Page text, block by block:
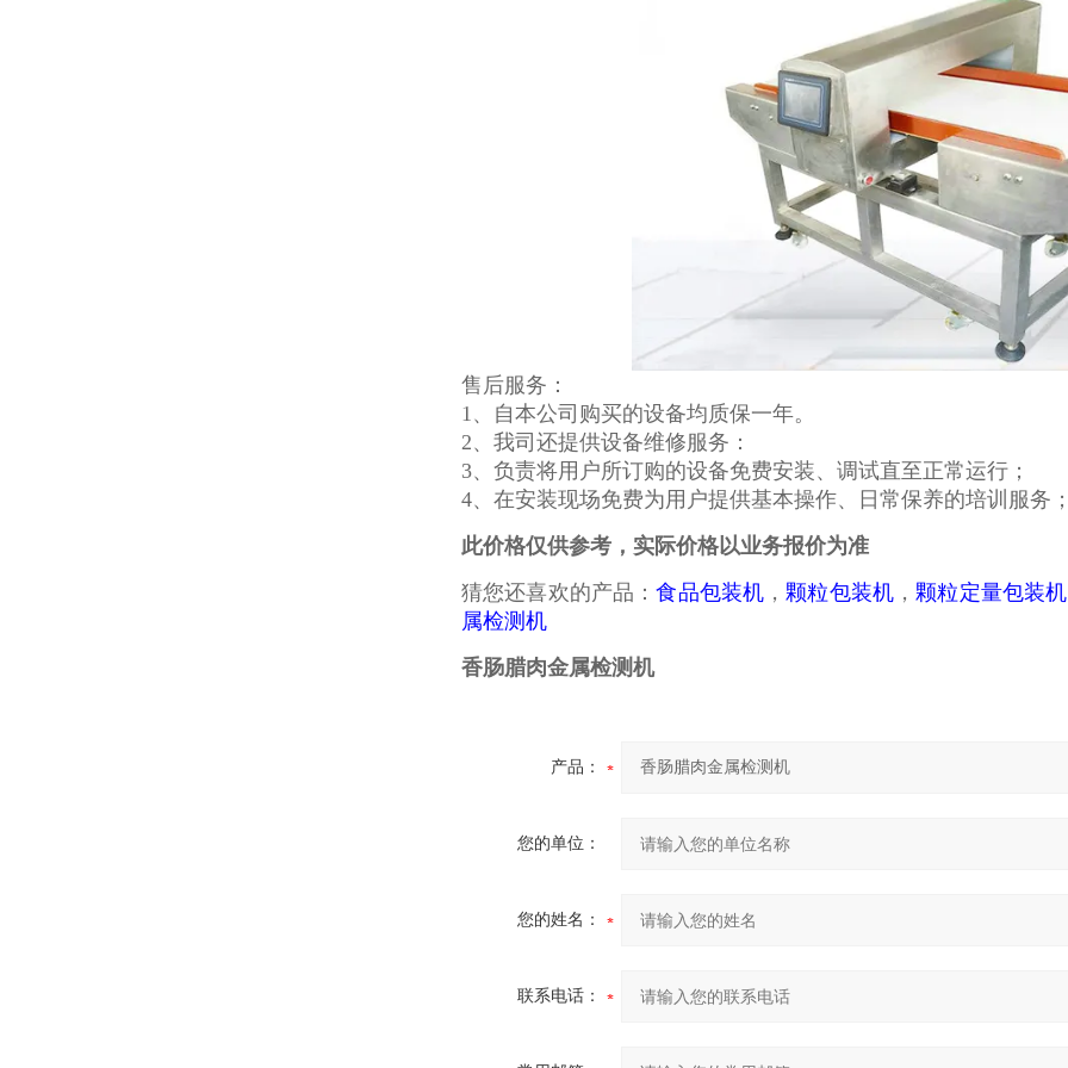
售后服务：
1、自本公司购买的设备均质保一年。
2、我司还提供设备维修服务：
3、负责将用户所订购的设备免费安装、调试直至正常运行；
4、在安装现场免费为用户提供基本操作、日常保养的培训服务
此价格仅供参考，实际价格以业务报价为准
猜您还喜欢的产品：食品包装机 ，颗粒包装机 ，颗粒定量包装机
属检测机
香肠腊肉金属检测机
产品：
您的单位：
您的姓名：
联系电话：